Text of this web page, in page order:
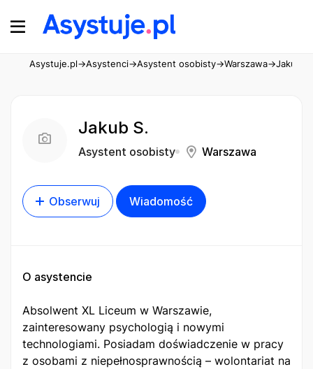
Asystuje.pl→Asystenci→Asystent osobisty→Warszawa→Jakub S.
Jakub S.
Asystent osobisty Warszawa
Obserwuj Wiadomość
O asystencie
Absolwent XL Liceum w Warszawie,
zainteresowany psychologią i nowymi
technologiami. Posiadam doświadczenie w pracy
z osobami z niepełnosprawnością – wolontariat na